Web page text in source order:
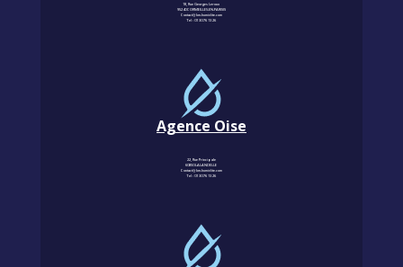
18, Rue Georges Leroux
95240 CORMEILLES-EN-PARISIS
Contact@km-humidite.com
Tel :01 30 76 13 26
Agence Oise
22, Rue Principale
60850 LALANDELLE
Contact@km-humidite.com
Tel :01 30 76 13 26